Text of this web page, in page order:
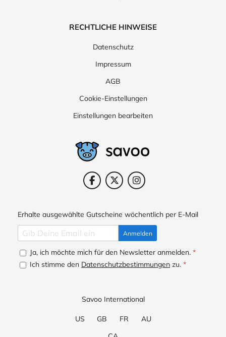
RECHTLICHE HINWEISE
Datenschutz
Impressum
AGB
Cookie-Einstellungen
Einstellungen bearbeiten
Erhalte ausgewählte Gutscheine wöchentlich per E-Mail
Anmelden
Ja, ich möchte mich für den Newsletter anmelden. *
Ich stimme den Datenschutzbestimmungen zu. *
Savoo International
US GB FR
AU